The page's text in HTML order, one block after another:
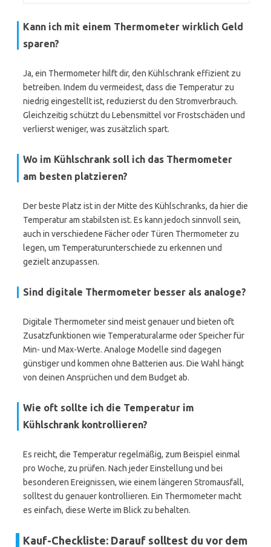
Kann ich mit einem Thermometer wirklich Geld
sparen?
Ja, ein Thermometer hilft dir, den Kühlschrank effizient zu
betreiben. Indem du vermeidest, dass die Temperatur zu
niedrig eingestellt ist, reduzierst du den Stromverbrauch.
Gleichzeitig schützt du Lebensmittel vor Frostschäden und
verlierst weniger, was zusätzlich spart.
Wo im Kühlschrank soll ich das Thermometer
am besten platzieren?
Der beste Platz ist in der Mitte des Kühlschranks, da hier die
Temperatur am stabilsten ist. Es kann jedoch sinnvoll sein,
auch in verschiedene Fächer oder Türen Thermometer zu
legen, um Temperaturunterschiede zu erkennen und
gezielt anzupassen.
Sind digitale Thermometer besser als analoge?
Digitale Thermometer sind meist genauer und bieten oft
Zusatzfunktionen wie Temperaturalarme oder Speicher für
Min- und Max-Werte. Analoge Modelle sind dagegen
günstiger und kommen ohne Batterien aus. Die Wahl hängt
von deinen Ansprüchen und dem Budget ab.
Wie oft sollte ich die Temperatur im
Kühlschrank kontrollieren?
Es reicht, die Temperatur regelmäßig, zum Beispiel einmal
pro Woche, zu prüfen. Nach jeder Einstellung und bei
besonderen Ereignissen, wie einem längeren Stromausfall,
solltest du genauer kontrollieren. Ein Thermometer macht
es einfach, diese Werte im Blick zu behalten.
Kauf-Checkliste: Darauf solltest du vor dem